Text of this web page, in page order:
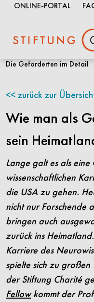
zum
ONLINE-PORTAL
Die Geförderten im Detail
zurück zur
Wie man als
sein
Lange galt es als
wissenschaftlichen
die USA zu gehen.
nicht nur Forschende
bringen auch
zurück ins
Karriere des
spielte sich zu großen
der Stiftung Charité
Fellowkommt der